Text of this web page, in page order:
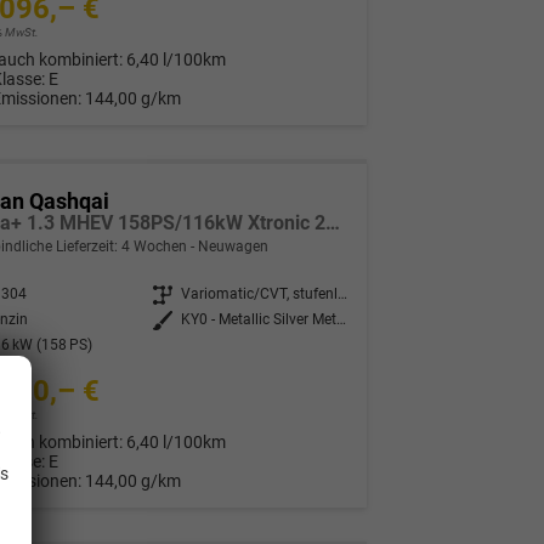
€
MwSt.
kombiniert: 6,40 l/100km
E
144,00 g/km
Qashqai
Tekna+ 1.3 MHEV 158PS/116kW Xtronic 2025 +20"ALU+PANO+BOSE+HuD
Lieferzeit:4 Wochen Neuwagen
Getriebe
Variomatic/CVT, stufenlos
Außenfarbe
KY0 - Metallic Silver Met. (nicht bestellbar)
kW (158 PS)
€
MwSt.
kombiniert: 6,40 l/100km
E
144,00 g/km